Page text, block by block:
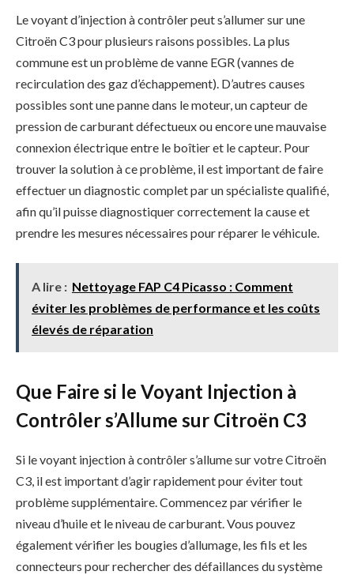
Le voyant d’injection à contrôler peut s’allumer sur une
Citroën C3 pour plusieurs raisons possibles. La plus
commune est un problème de vanne EGR (vannes de
recirculation des gaz d’échappement). D’autres causes
possibles sont une panne dans le moteur, un capteur de
pression de carburant défectueux ou encore une mauvaise
connexion électrique entre le boîtier et le capteur. Pour
trouver la solution à ce problème, il est important de faire
effectuer un diagnostic complet par un spécialiste qualifié,
afin qu’il puisse diagnostiquer correctement la cause et
prendre les mesures nécessaires pour réparer le véhicule.
A lire : Nettoyage FAP C4 Picasso : Comment
éviter les problèmes de performance et les coûts
élevés de réparation
Que Faire si le Voyant Injection à
Contrôler s’Allume sur Citroën C3
Si le voyant injection à contrôler s’allume sur votre Citroën
C3, il est important d’agir rapidement pour éviter tout
problème supplémentaire. Commencez par vérifier le
niveau d’huile et le niveau de carburant. Vous pouvez
également vérifier les bougies d’allumage, les fils et les
connecteurs pour rechercher des défaillances du système